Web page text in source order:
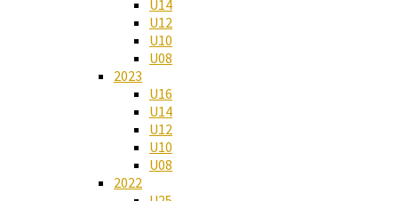
U14
U12
U10
U08
2023
U16
U14
U12
U10
U08
2022